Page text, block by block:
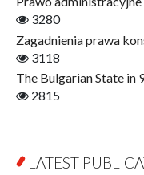
Literary
Jerzy Giedroyc and
Winter of Life?
Linguistics
What Is Man?
3280
Zagadnienia prawa
3118
The Bulgarian State in
2815
LATEST